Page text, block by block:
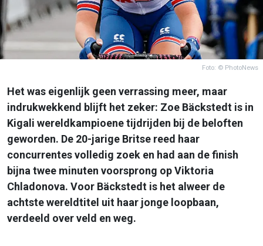
Foto: © PhotoNews
Het was eigenlijk geen verrassing meer, maar
indrukwekkend blijft het zeker: Zoe Bäckstedt is in
Kigali wereldkampioene tijdrijden bij de beloften
geworden. De 20-jarige Britse reed haar
concurrentes volledig zoek en had aan de finish
bijna twee minuten voorsprong op Viktoria
Chladonova. Voor Bäckstedt is het alweer de
achtste wereldtitel uit haar jonge loopbaan,
verdeeld over veld en weg.